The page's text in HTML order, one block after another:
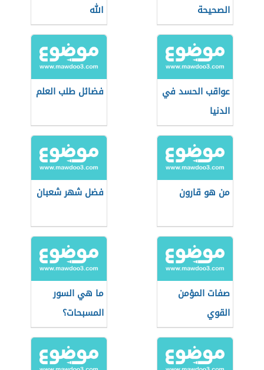
الصحيحة
الله
عواقب الحسد في
الدنيا
فضائل طلب العلم
من هو قارون فضل شهر شعبان
صفات المؤمن
القوي
ما هي السور
المسبحات؟